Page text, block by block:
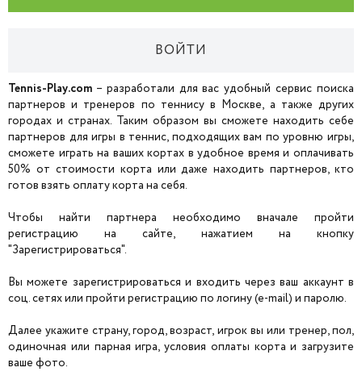
ВОЙТИ
Tennis-Play.com – разработали для вас удобный сервис поиска
партнеров и тренеров по теннису в Москве, а также других
городах и странах. Таким образом вы сможете находить себе
партнеров для игры в теннис, подходящих вам по уровню игры,
сможете играть на ваших кортах в удобное время и оплачивать
50% от стоимости корта или даже находить партнеров, кто
готов взять оплату корта на себя.
Чтобы найти партнера необходимо вначале пройти
регистрацию на сайте, нажатием на кнопку
"Зарегистрироваться".
Вы можете зарегистрироваться и входить через ваш аккаунт в
соц. сетях или пройти регистрацию по логину (e-mail) и паролю.
Далее укажите страну, город, возраст, игрок вы или тренер, пол,
одиночная или парная игра, условия оплаты корта и загрузите
ваше фото.